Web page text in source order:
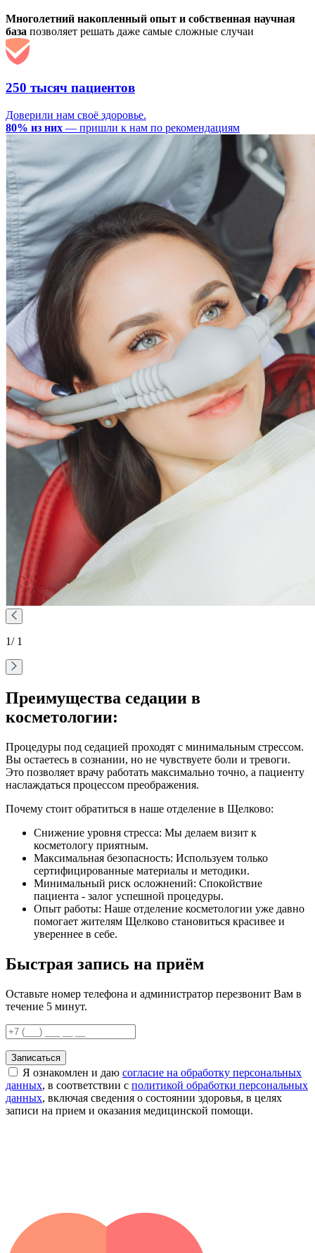
Многолетний накопленный опыт и собственная научная
база позволяет решать даже самые сложные случаи
250 тысяч пациентов
Доверили нам своё здоровье.
80% из них — пришли к нам по рекомендациям
1/ 1
Преимущества седации в
косметологии:
Процедуры под седацией проходят с минимальным стрессом.
Вы остаетесь в сознании, но не чувствуете боли и тревоги.
Это позволяет врачу работать максимально точно, а пациенту
наслаждаться процессом преображения.
Почему стоит обратиться в наше отделение в Щелково:
Снижение уровня стресса: Мы делаем визит к
косметологу приятным.
Максимальная безопасность: Используем только
сертифицированные материалы и методики.
Минимальный риск осложнений: Спокойствие
пациента - залог успешной процедуры.
Опыт работы: Наше отделение косметологии уже давно
помогает жителям Щелково становиться красивее и
увереннее в себе.
Быстрая запись на приём
Оставьте номер телефона и администратор перезвонит Вам в
течение 5 минут.
Записаться
Я ознакомлен и даю согласие на обработку персональных
данных, в соответствии с политикой обработки персональных
данных, включая сведения о состоянии здоровья, в целях
записи на прием и оказания медицинской помощи.